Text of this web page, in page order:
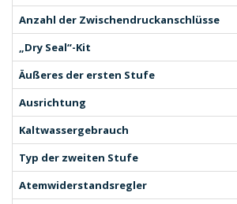
Anzahl der Zwischendruckanschlüsse
„Dry Seal“-Kit
Äußeres der ersten Stufe
Ausrichtung
Kaltwassergebrauch
Typ der zweiten Stufe
Atemwiderstandsregler